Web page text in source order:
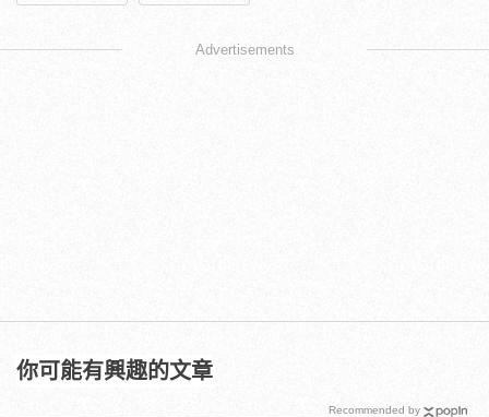
Advertisements
你可能有興趣的文章
Recommended by